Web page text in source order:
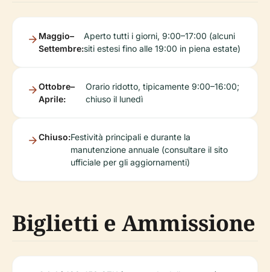
Maggio–
Settembre:
Aperto tutti i giorni, 9:00–17:00 (alcuni
siti estesi fino alle 19:00 in piena estate)
Ottobre–
Aprile:
Orario ridotto, tipicamente 9:00–16:00;
chiuso il lunedì
Chiuso:Festività principali e durante la
manutenzione annuale (consultare il sito
ufficiale per gli aggiornamenti)
Biglietti e Ammissione